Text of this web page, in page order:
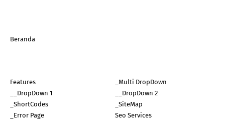
Beranda
Features
_Multi DropDown
__DropDown 1
__DropDown 2
_ShortCodes
_SiteMap
_Error Page
Seo Services